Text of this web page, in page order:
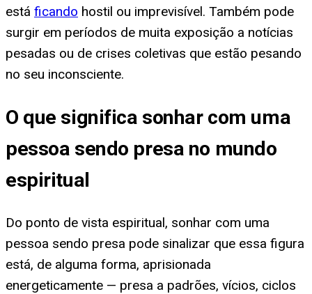
está ficando hostil ou imprevisível. Também pode
surgir em períodos de muita exposição a notícias
pesadas ou de crises coletivas que estão pesando
no seu inconsciente.
O que significa sonhar com uma
pessoa sendo presa no mundo
espiritual
Do ponto de vista espiritual, sonhar com uma
pessoa sendo presa pode sinalizar que essa figura
está, de alguma forma, aprisionada
energeticamente — presa a padrões, vícios, ciclos